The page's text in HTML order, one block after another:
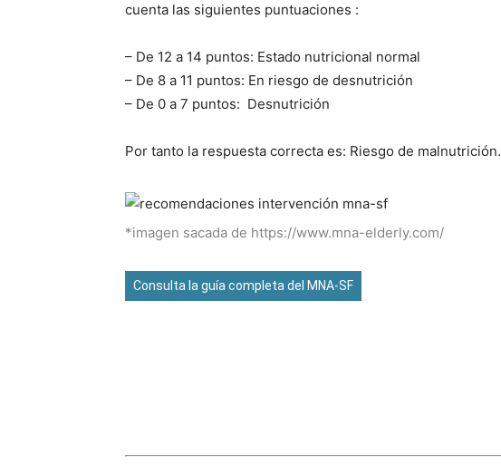
cuenta las siguientes puntuaciones :
– De 12 a 14 puntos: Estado nutricional normal
– De 8 a 11 puntos: En riesgo de desnutrición
– De 0 a 7 puntos: Desnutrición
Por tanto la respuesta correcta es: Riesgo de malnutrición.
*imagen sacada de https://www.mna-elderly.com/
Consulta la guía completa del MNA-SF